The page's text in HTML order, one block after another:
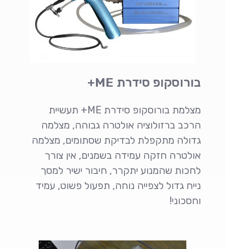
בורוסקופ סידרת ME+
מצלמת בורוסקופ סידרת ME+ תעשיית
הרכב ברזולוציה אולטרה גבוהה, מצלמה
גדולה מתקפלת לבדיקת שסתומים, מצלמה
אולטרה חזקה עמידה בשמנים, אין צורך
לחכות שהמנוע יתקרר, חיבור ישיר למסך
נייח גדול לצפייה נוחה, תפעול פשוט, עמיד
וחסכוני!